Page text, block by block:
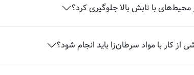
با تابش بالا جلوگیری کرد؟
از کار با مواد سرطان‌زا باید انجام شود؟